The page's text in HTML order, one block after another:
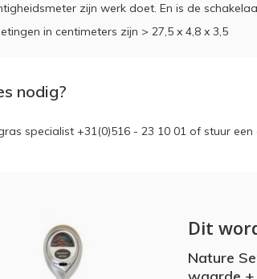
zijn werk doet. En is de
in centimeters zijn > 27,5 x 4,8 x 3,5
nodig?
specialist +31(0)516 - 23 10 01 of stuur een
Dit
Nature